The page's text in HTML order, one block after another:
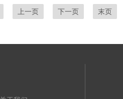
上一页 下一页 末页